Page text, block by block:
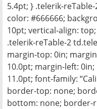
5.4pt; } .telerik-
color: #666666;
10pt; vertical-align:
.telerik-reTable-2
margin-top: 0in;
10.0pt; margin-left:
11.0pt; font-family:
border-top: none;
bottom: none; border-